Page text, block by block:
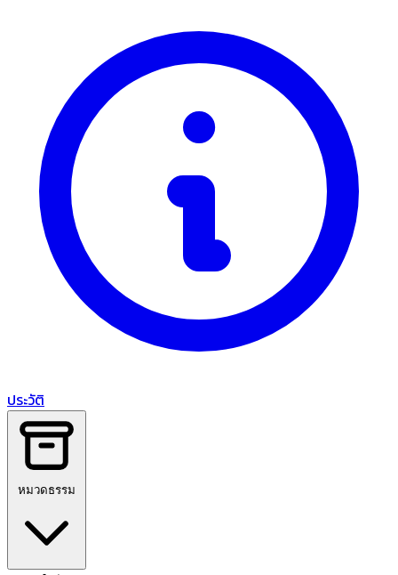
ประวัติ
หมวดธรรม